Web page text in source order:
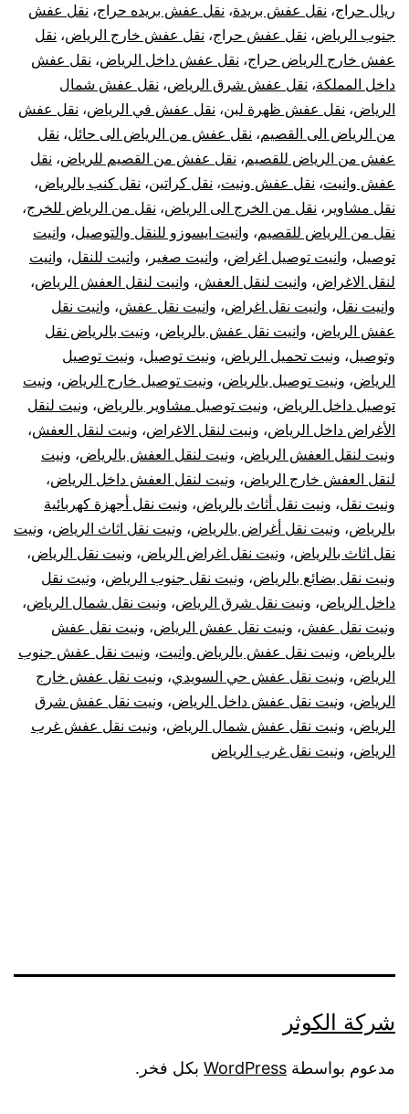
ريال حراج، نقل عفش بريدة، نقل عفش بريده حراج، نقل عفش
جنوب الرياض، نقل عفش حراج، نقل عفش خارج الرياض، نقل
عفش خارج الرياض حراج، نقل عفش داخل الرياض، نقل عفش
داخل المملكة، نقل عفش شرق الرياض، نقل عفش شمال
الرياض، نقل عفش ظهرة لبن، نقل عفش في الرياض، نقل عفش
من الرياض الى القصيم، نقل عفش من الرياض الى حائل، نقل
عفش من الرياض للقصيم، نقل عفش من القصيم للرياض، نقل
عفش وانيت، نقل عفش ونيت، نقل كراتين، نقل كنب بالرياض،
نقل مشاوير ، نقل من الخرج الى الرياض، نقل من الرياض للخرج،
نقل من الرياض للقصيم، وانيت ايسوزو للنقل والتوصيل، وانيت
توصيل، وانيت توصيل اغراض، وانيت صغير ، وانيت للنقل، وانيت
لنقل الاغراض، وانيت لنقل العفش، وانيت لنقل العفش الرياض،
وانيت نقل، وانيت نقل اغراض، وانيت نقل عفش، وانيت نقل
عفش الرياض، وانيت نقل عفش بالرياض، ونيت بالرياض نقل
وتوصيل، ونيت تحميل الرياض، ونيت توصيل، ونيت توصيل
الرياض، ونيت توصيل بالرياض، ونيت توصيل خارج الرياض، ونيت
توصيل داخل الرياض، ونيت توصيل مشاوير بالرياض، ونيت لنقل
الأغراض داخل الرياض، ونيت لنقل الاغراض، ونيت لنقل العفش،
ونيت لنقل العفش الرياض، ونيت لنقل العفش بالرياض، ونيت
لنقل العفش خارج الرياض، ونيت لنقل العفش داخل الرياض،
ونيت نقل، ونيت نقل أثاث بالرياض، ونيت نقل أجهزة كهربائية
بالرياض، ونيت نقل أغراض بالرياض، ونيت نقل اثاث الرياض، ونيت
نقل اثاث بالرياض، ونيت نقل اغراض الرياض، ونيت نقل الرياض،
ونيت نقل بضائع بالرياض، ونيت نقل جنوب الرياض، ونيت نقل
داخل الرياض، ونيت نقل شرق الرياض، ونيت نقل شمال الرياض،
ونيت نقل عفش، ونيت نقل عفش الرياض، ونيت نقل عفش
بالرياض، ونيت نقل عفش بالرياض وانيت، ونيت نقل عفش جنوب
الرياض، ونيت نقل عفش حي السويدي، ونيت نقل عفش خارج
الرياض، ونيت نقل عفش داخل الرياض، ونيت نقل عفش شرق
الرياض، ونيت نقل عفش شمال الرياض، ونيت نقل عفش غرب
الرياض، ونيت نقل غرب الرياض
شركة الكوثر
مدعوم بواسطة WordPress بكل فخر.